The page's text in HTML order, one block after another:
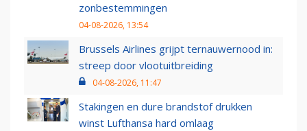
zonbestemmingen
04-08-2026, 13:54
Brussels Airlines grijpt ternauwernood in:
streep door vlootuitbreiding
04-08-2026, 11:47
Stakingen en dure brandstof drukken
winst Lufthansa hard omlaag